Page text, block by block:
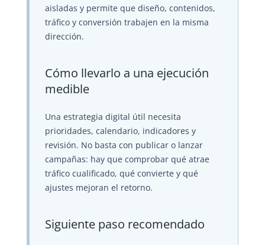
aisladas y permite que diseño, contenidos,
tráfico y conversión trabajen en la misma
dirección.
Cómo llevarlo a una ejecución
medible
Una estrategia digital útil necesita
prioridades, calendario, indicadores y
revisión. No basta con publicar o lanzar
campañas: hay que comprobar qué atrae
tráfico cualificado, qué convierte y qué
ajustes mejoran el retorno.
Siguiente paso recomendado